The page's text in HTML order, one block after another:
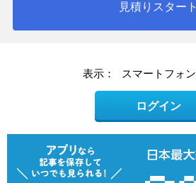
見積りスタート
表示： スマートフォン
ログイン